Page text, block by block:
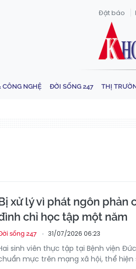
Đặt báo
CÔNG NGHỆ ĐỜI SỐNG 247 THỊ
xử lý vì phát ngôn phản
chỉ học tập một năm
sống 247 31/07/2026 06:23
sinh viên thực tập tại Bệnh viện
mực trên mạng xã hội, thể